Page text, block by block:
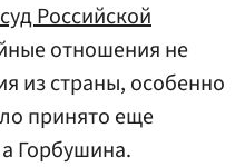
Российской
отношения не
из страны, особенно
принято еще
Горбушина.